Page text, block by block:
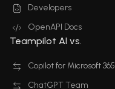
Developers
OpenAPI Docs
Teampilot AI vs.
Copilot for Microsoft 365
ChatGPT Team